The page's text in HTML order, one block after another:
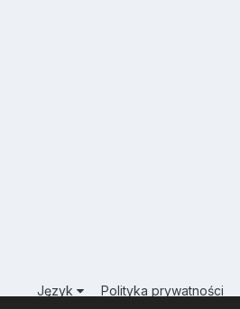
Język Polityka prywatności